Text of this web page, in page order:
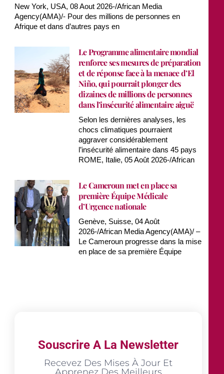
New York, USA, 08 Aout 2026-/African Media
Agency(AMA)/- Pour des millions de personnes en
Afrique et dans d’autres pays en
Le Programme alimentaire mondial
renforce ses mesures de préparation
et de réponse face à la menace d’El
Niño, qui pourrait plonger des
dizaines de millions de personnes
dans l’insécurité alimentaire aiguë
Selon les dernières analyses, les
chocs climatiques pourraient
aggraver considérablement
l’insécurité alimentaire dans 45 pays
ROME, Italie, 05 Août 2026-/African
Le Cameroun met en place sa
première Équipe Médicale
d’Urgence nationale
Genève, Suisse, 04 Août
2026-/African Media Agency(AMA)/ –
Le Cameroun progresse dans la mise
en place de sa première Équipe
Souscrire A La Newsletter
Recevez Des Mises À Jour Et